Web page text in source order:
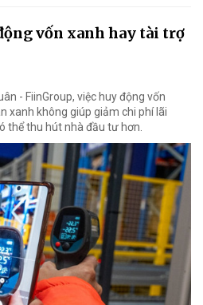
vốn xanh hay tài trợ
- FiinGroup, việc huy động vốn
xanh không giúp giảm chi phí lãi
thể thu hút nhà đầu tư hơn.